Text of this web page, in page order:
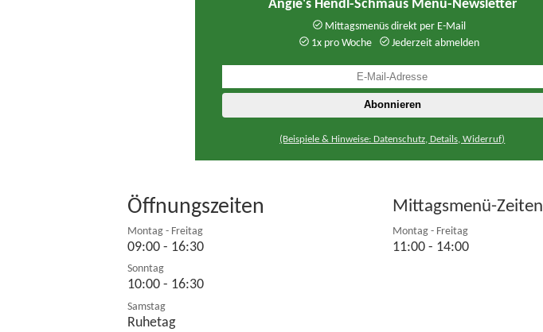
Angie's Hendl-Schmaus Menü-Newsletter
Mittagsmenüs direkt per E-Mail
1x pro Woche
Jederzeit abmelden
(Beispiele & Hinweise: Datenschutz, Details, Widerruf)
Öffnungszeiten
Montag - Freitag
09:00 - 16:30
Sonntag
10:00 - 16:30
Samstag
Ruhetag
Mittagsmenü-Zeiten
Montag - Freitag
11:00 - 14:00